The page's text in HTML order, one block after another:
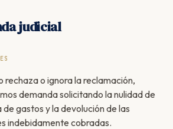
judicial
rechaza o ignora la reclamación,
demanda solicitando la nulidad de
de gastos y la devolución de las
indebidamente cobradas.